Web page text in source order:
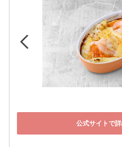
公式サイトで